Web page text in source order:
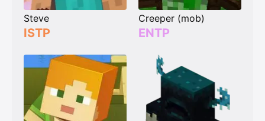
Steve
ISTP
Creeper (mob)
ENTP